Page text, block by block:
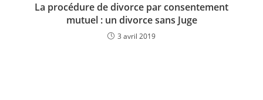
La procédure de divorce par consentement
mutuel : un divorce sans Juge
3 avril 2019